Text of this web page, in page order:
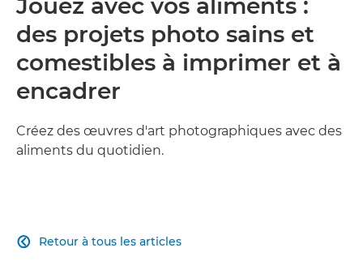
Jouez avec vos aliments :
des projets photo sains et
comestibles à imprimer et à
encadrer
Créez des œuvres d'art photographiques avec des
aliments du quotidien.
Retour à tous les articles
